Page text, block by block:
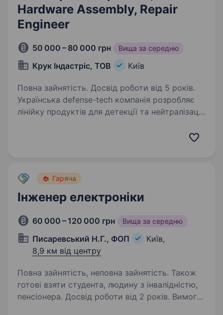
Hardware Assembly, Repair
Engineer
50 000 – 80 000 грн Вища за середню
Крук Індастріс, ТОВ Київ
Повна зайнятість. Досвід роботи від 5 років.
Українська defense-tech компанія розробляє
лінійку продуктів для детекції та нейтралізації
Гаряча
Інженер електроніки
60 000 – 120 000 грн Вища за середню
Писаревський Н.Г., ФОП
Київ,
8,9 км від центру
Повна зайнятість, неповна зайнятість. Також
готові взяти студента, людину з інвалідністю,
пенсіонера. Досвід роботи від 2 років. Вимоги: